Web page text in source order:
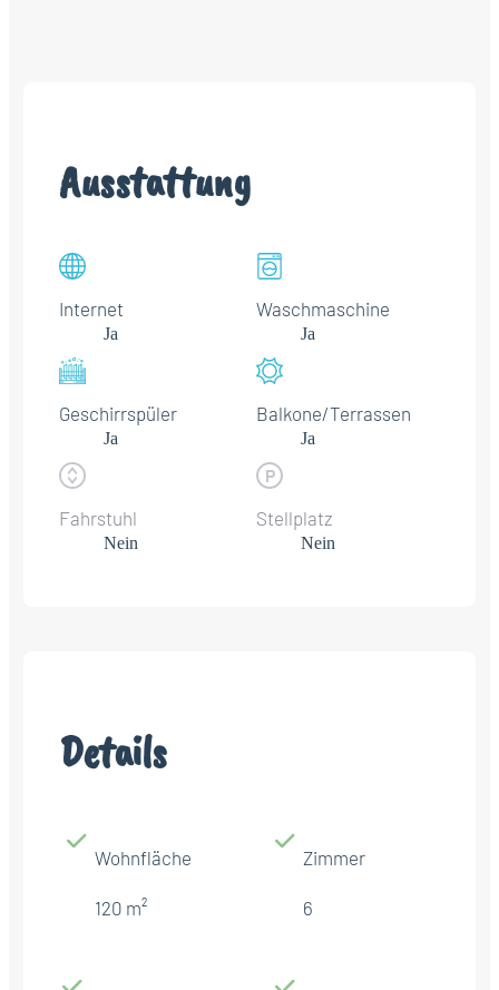
Ausstattung
Internet
Ja
Waschmaschine
Ja
Geschirrspüler
Ja
Balkone/Terrassen
Ja
Fahrstuhl
Nein
Stellplatz
Nein
Details
Wohnfläche
120 m²
Zimmer
6